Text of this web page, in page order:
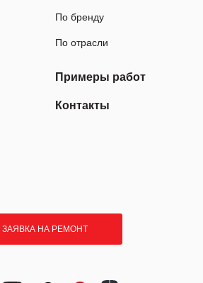
По бренду
По отрасли
Примеры работ
Контакты
ЗАЯВКА НА РЕМОНТ